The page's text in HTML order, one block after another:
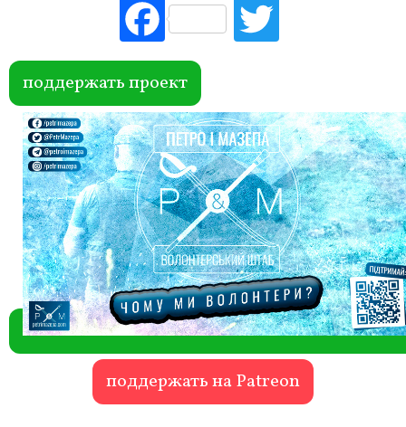
Fac
ebo
ok
поддержать проект
поддержать на Patreon